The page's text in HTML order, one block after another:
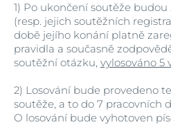
1) Po ukončení soutěže budou
(resp. jejich soutěžních
době jejího konání platně
pravidla a současně
soutěžní otázku, vylosováno 5
2) Losování bude provedeno
soutěže, a to do 7 pracovních
O losování bude vyhotoven